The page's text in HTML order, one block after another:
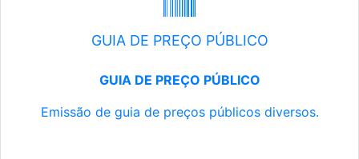
GUIA DE PREÇO PÚBLICO
GUIA DE PREÇO PÚBLICO
Emissão de guia de preços públicos diversos.